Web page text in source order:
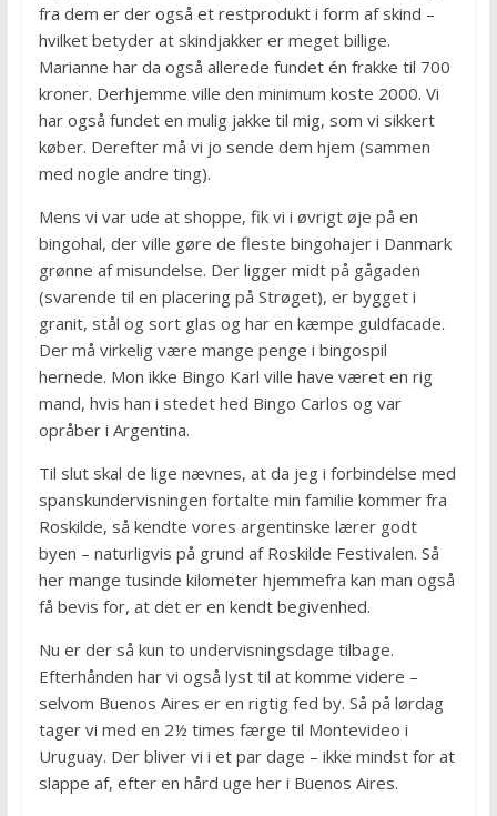
fra dem er der også et restprodukt i form af skind –
hvilket betyder at skindjakker er meget billige.
Marianne har da også allerede fundet én frakke til 700
kroner. Derhjemme ville den minimum koste 2000. Vi
har også fundet en mulig jakke til mig, som vi sikkert
køber. Derefter må vi jo sende dem hjem (sammen
med nogle andre ting).
Mens vi var ude at shoppe, fik vi i øvrigt øje på en
bingohal, der ville gøre de fleste bingohajer i Danmark
grønne af misundelse. Der ligger midt på gågaden
(svarende til en placering på Strøget), er bygget i
granit, stål og sort glas og har en kæmpe guldfacade.
Der må virkelig være mange penge i bingospil
hernede. Mon ikke Bingo Karl ville have været en rig
mand, hvis han i stedet hed Bingo Carlos og var
opråber i Argentina.
Til slut skal de lige nævnes, at da jeg i forbindelse med
spanskundervisningen fortalte min familie kommer fra
Roskilde, så kendte vores argentinske lærer godt
byen – naturligvis på grund af Roskilde Festivalen. Så
her mange tusinde kilometer hjemmefra kan man også
få bevis for, at det er en kendt begivenhed.
Nu er der så kun to undervisningsdage tilbage.
Efterhånden har vi også lyst til at komme videre –
selvom Buenos Aires er en rigtig fed by. Så på lørdag
tager vi med en 2½ times færge til Montevideo i
Uruguay. Der bliver vi i et par dage – ikke mindst for at
slappe af, efter en hård uge her i Buenos Aires.